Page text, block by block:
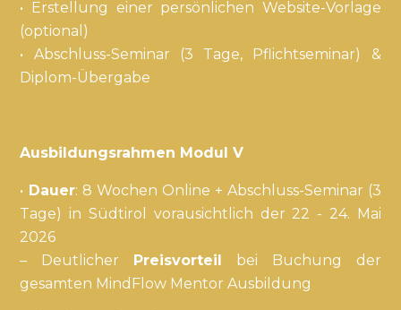
• Erstellung einer persönlichen Website-Vorlage
(optional)
• Abschluss-Seminar (3 Tage, Pflichtseminar) &
Diplom-Übergabe
Ausbildungsrahmen Modul V
• Dauer: 8 Wochen Online + Abschluss-Seminar (3
Tage) in Südtirol vorausichtlich der 22 - 24. Mai
2026
– Deutlicher
Preisvorteil
bei Buchung der
gesamten MindFlow Mentor Ausbildung